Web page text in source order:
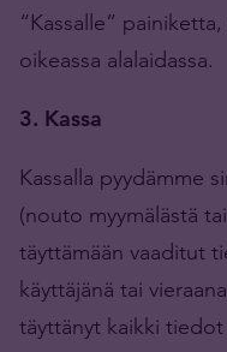
“Kassalle”
oikeassa alalaidassa.
3. Kassa
Kassalla pyydämme
(nouto myymälästä
täyttämään vaaditut
käyttäjänä tai
täyttänyt kaikki